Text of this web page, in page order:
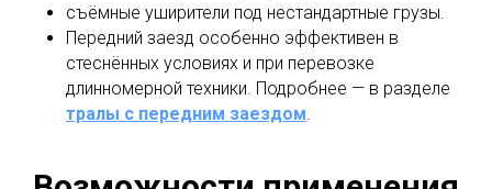
съёмные уширители под нестандартные грузы.
Передний заезд особенно эффективен в
стеснённых условиях и при перевозке
длинномерной техники. Подробнее — в разделе
тралы с передним заездом